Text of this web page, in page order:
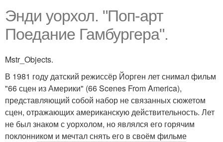
Энди уорхол. "Поп-арт
Поедание Гамбургера".
Mstr_Objects.
В 1981 году датский режиссёр Йорген лет снимал фильм
"66 сцен из Америки" (66 Scenes From America),
представляющий собой набор не связанных сюжетом
сцен, отражающих американскую действительность. Лет
не был знаком с уорхолом, но являлся его горячим
поклонником и мечтал снять его в своём фильме